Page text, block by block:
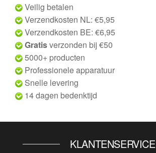
Veilig betalen
Verzendkosten NL: €5,95
Verzendkosten BE: €6,95
Gratisverzonden bij €50
5000+ producten
Professionele apparatuur
Snelle levering
14 dagen bedenktijd
KLANTENSERVICE